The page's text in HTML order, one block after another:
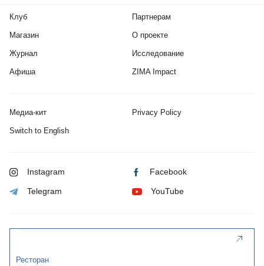
Клуб
Магазин
Журнал
Афиша
Партнерам
О проекте
Исследование
ZIMA Impact
Медиа-кит Privacy Policy
Switch to English
Instagram Facebook
Telegram YouTube
Ресторан